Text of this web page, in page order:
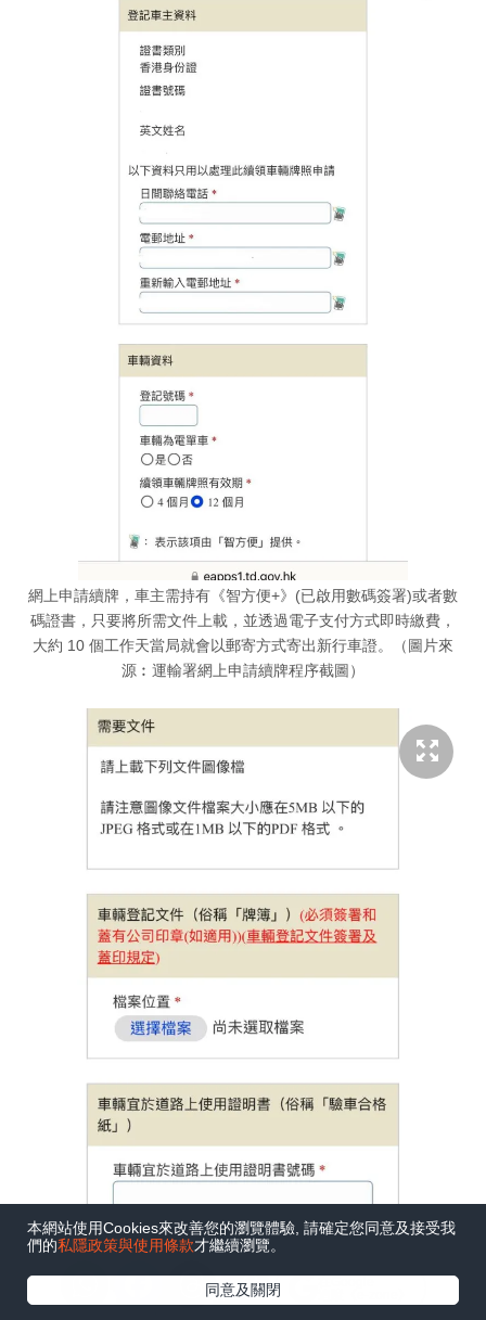
本網站使用Cookies來改善您的瀏覽體驗, 請確定您同意及接受我
們的私隱政策與使用條款才繼續瀏覽。
同意及關閉
網上申請續牌，車主需持有《智方便+》(已啟用數碼簽署)或者數
碼證書，只要將所需文件上載，並透過電子支付方式即時繳費，
大約 10 個工作天當局就會以郵寄方式寄出新行車證。（圖片來
源︰運輸署網上申請續牌程序截圖）